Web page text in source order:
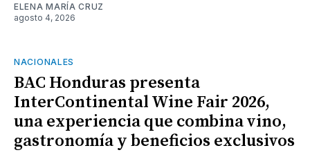
ELENA MARÍA CRUZ
agosto 4, 2026
NACIONALES
BAC Honduras presenta
InterContinental Wine Fair 2026,
una experiencia que combina vino,
gastronomía y beneficios exclusivos